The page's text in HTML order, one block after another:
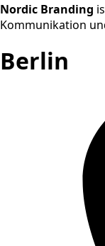
Nordic Branding
Kommunikation
Berlin